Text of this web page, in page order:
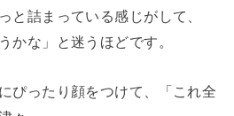
と詰まっている感じがして、
かな」と迷うほどです。
ぴったり顔をつけて、「これ全